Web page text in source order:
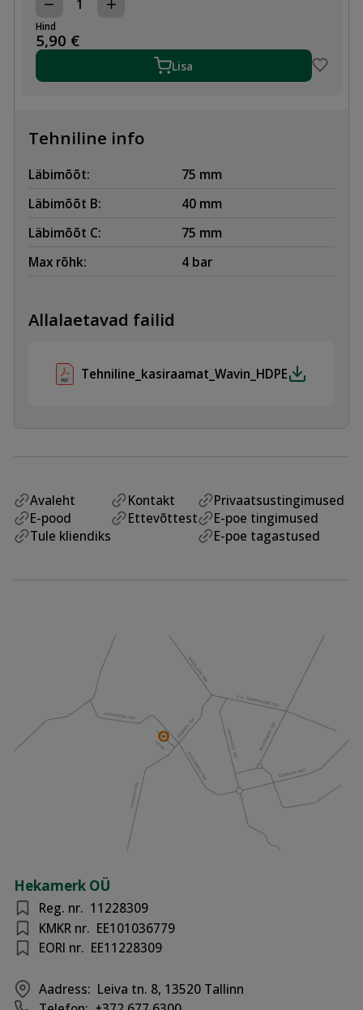
HDPE
KOLMIK
75x40,
45°
Hind
5,90 €
Lisa
Tehniline info
Läbimõõt:
75 mm
Läbimõõt B:
40 mm
Läbimõõt C:
75 mm
Max rõhk:
4 bar
Allalaetavad failid
Tehniline_kasiraamat_Wavin_HDPE
Avaleht
E-pood
Tule kliendiks
Kontakt
Ettevõttest
Privaatsustingimused
E-poe tingimused
E-poe tagastused
Hekamerk OÜ
Reg. nr. 11228309
KMKR nr. EE101036779
EORI nr. EE11228309
Aadress: Leiva tn. 8, 13520 Tallinn